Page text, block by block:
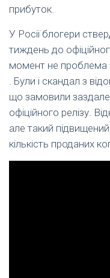
прибуток.
У Росії блогери
тиждень до
момент не проблема
. Були і скандал з
що замовили
офіційного релізу.
але такий
кількість проданих